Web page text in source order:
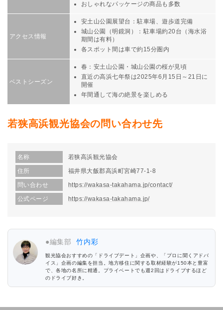
おしゃれなパッケージの商品も多数
アクセス情報
安土山公園展望台：駐車場、遊歩道完備
城山公園（明鏡洞）：駐車場約20台（海水浴
期間は有料）
各スポット間は車で約15分圏内
ベストシーズン
春：安土山公園・城山公園の桜が見頃
直近の高浜七年祭は2025年6月15日～21日に
開催
年間通して海の絶景を楽しめる
若狭高浜観光協会の問い合わせ先
名称
若狭高浜観光協会
住所
福井県大飯郡高浜町宮崎77-1-8
問い合わせ
https://wakasa-takahama.jp/contact/
公式ページ
https://wakasa-takahama.jp/
●編集部 竹内彩
観光協会おすすめの「ドライブデート」企画や、「プロに聞くアドバ
イス」企画の編集を担当。地方移住に関する取材経験が150本と豊富
で、各地の名所に精通。プライベートでも週2回はドライブするほど
のドライブ好き。